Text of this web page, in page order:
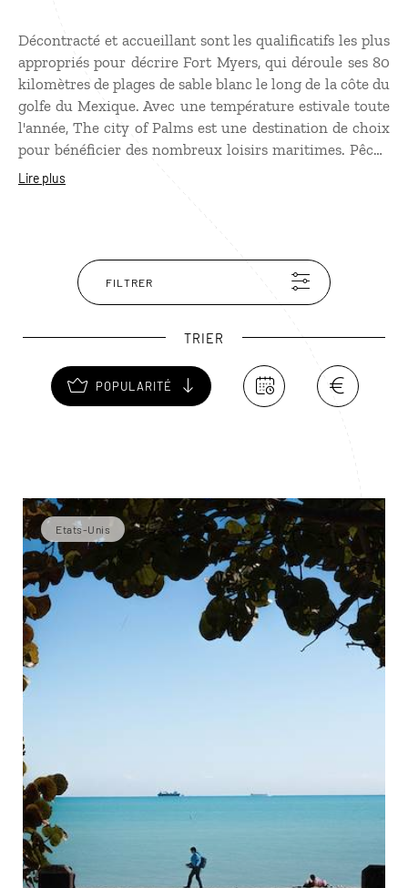
Décontracté et accueillant sont les qualificatifs les plus
appropriés pour décrire Fort Myers, qui déroule ses 80
kilomètres de plages de sable blanc le long de la côte du
golfe du Mexique. Avec une température estivale toute
l'année, The city of Palms est une destination de choix
pour bénéficier des nombreux loisirs maritimes. Pêche
en haute mer, voile, plongée et baignade, mais aussi
tropicaux. Le Southwest Florida Museum of History
retrace l'histoire de la région et de ses habitants
successifs, des indiens Calusa, des conquistadors
l'exportation des agrumes. Une manière passionnante
de découvrir l'histoire parfois méconnue de la Floride.
Lire plus
FILTRER
TRIER
POPULARITÉ
Etats-Unis